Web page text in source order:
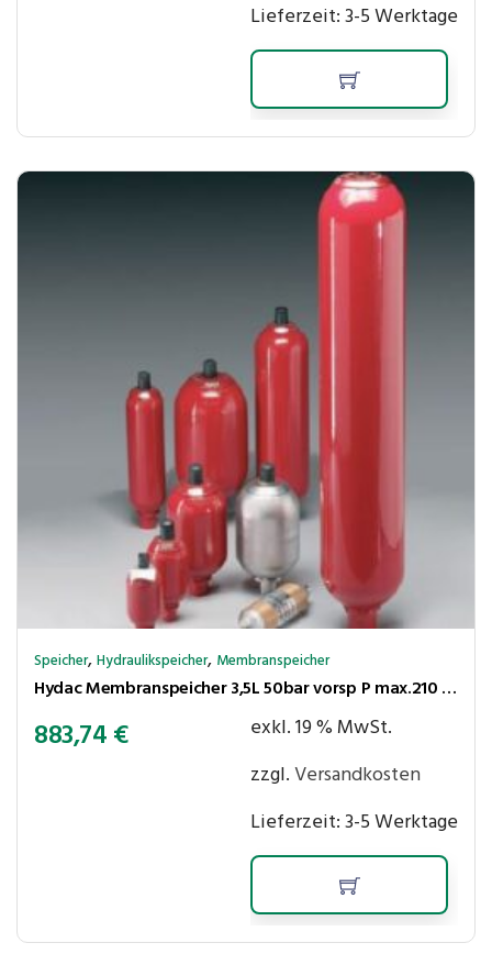
Lieferzeit:3-5 Werktage
Speicher,Hydraulikspeicher, Membranspeicher
Hydac Membranspeicher 3,5L 50bar vorsp P max.210 bar,Ölanschl. G3/4″ innen
883,74€
exkl. 19 % MwSt.
zzgl.Versandkosten
Lieferzeit:3-5 Werktage